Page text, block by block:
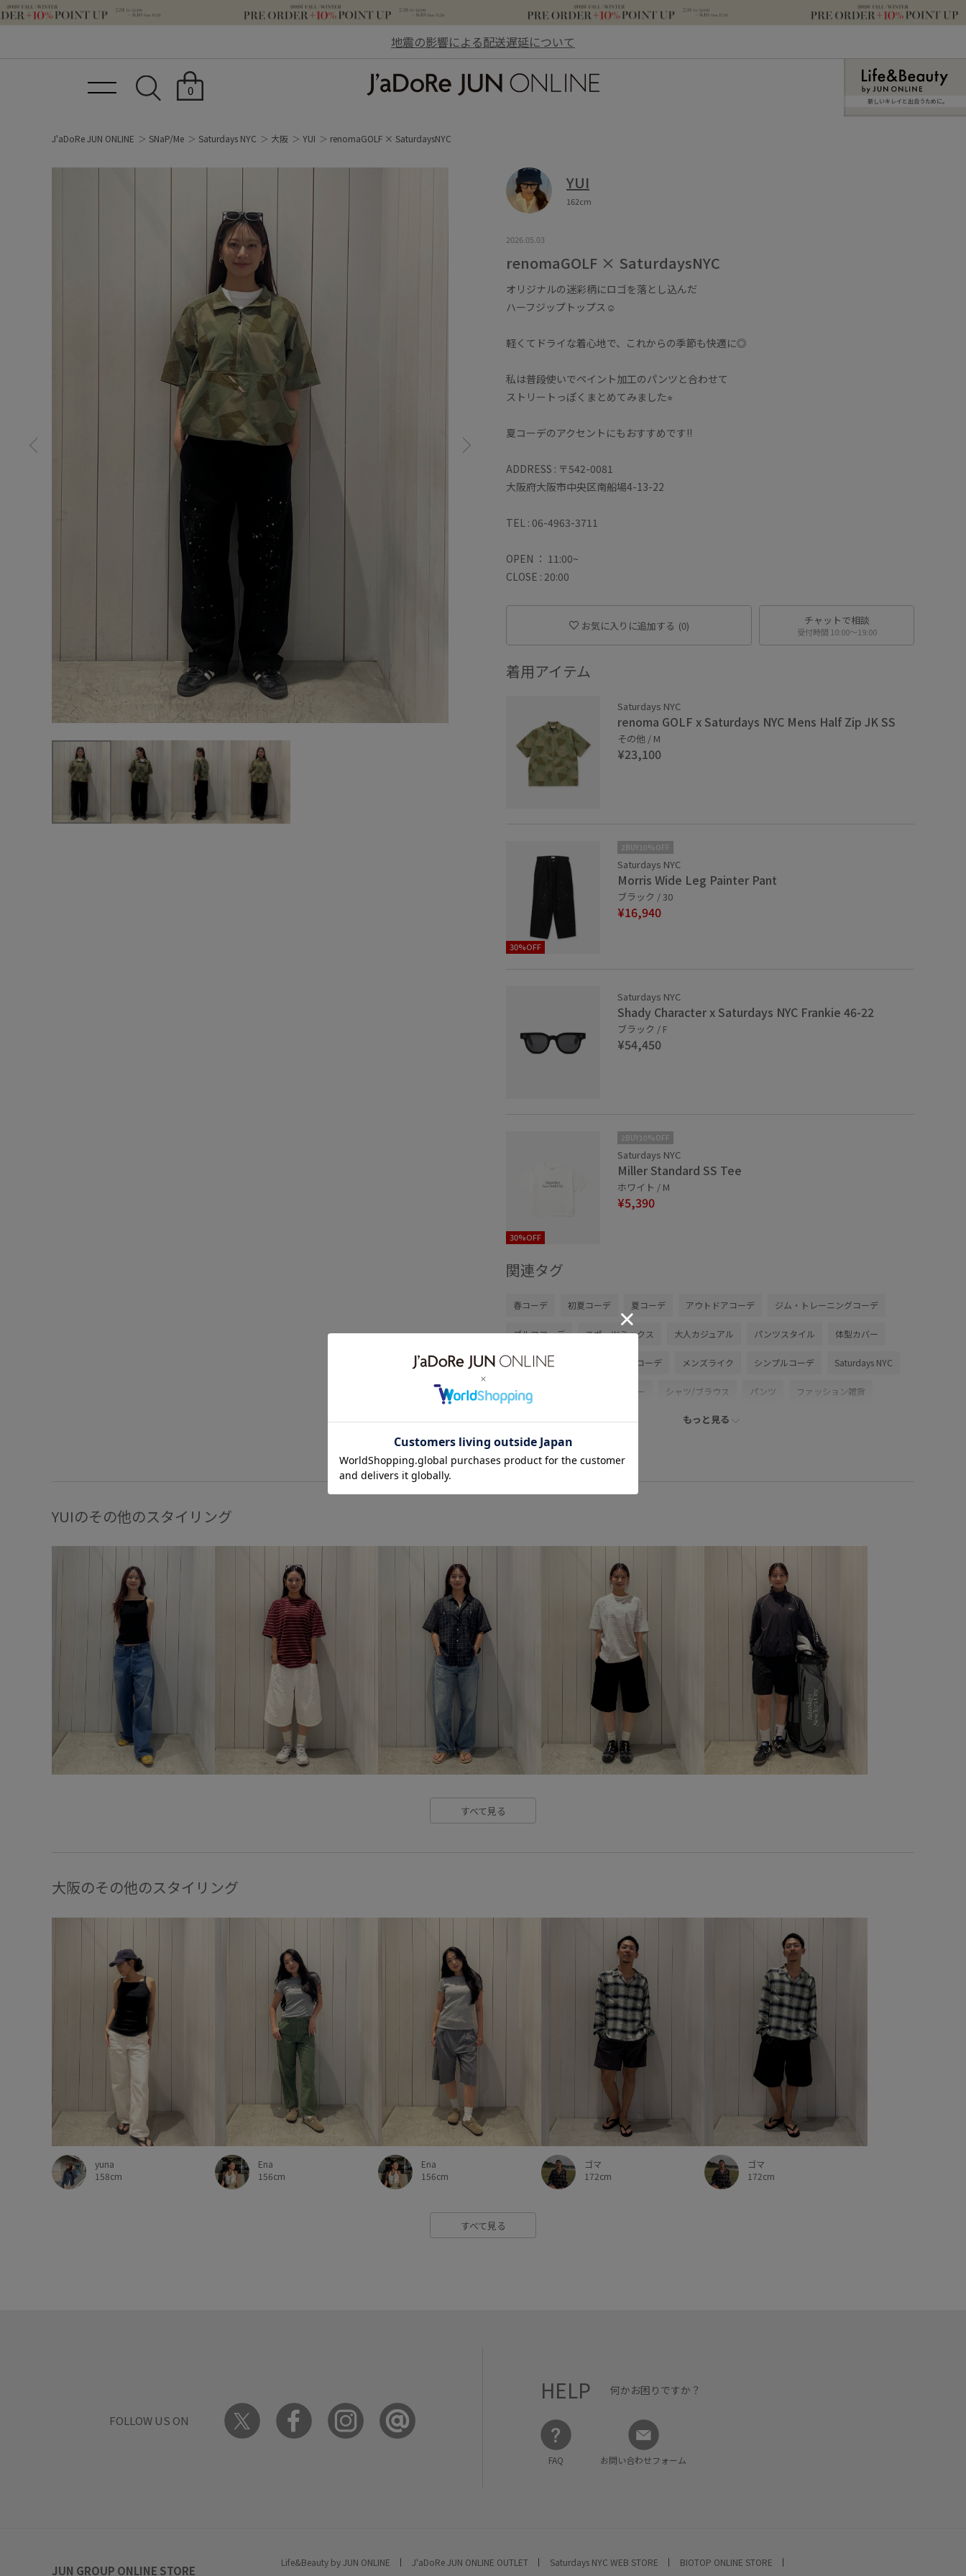
地震の影響による配送遅延について
0
新しいキレイと出合うために。
J'aDoRe JUN ONLINE SNaP/Me Saturdays NYC 大阪 YUI renomaGOLF × SaturdaysNYC
YUI
162cm
2026.05.03
renomaGOLF × SaturdaysNYC
オリジナルの迷彩柄にロゴを落とし込んだ
ハーフジップトップス☺︎
軽くてドライな着心地で、これからの季節も快適に◎
私は普段使いでペイント加工のパンツと合わせて
ストリートっぽくまとめてみました⭐︎
夏コーデのアクセントにもおすすめです‼︎
ADDRESS : 〒542-0081
大阪府大阪市中央区南船場4-13-22
TEL : 06-4963-3711
OPEN ： 11:00~
CLOSE : 20:00
お気に入りに追加する (0) チャットで相談
受付時間 10:00〜19:00
着用アイテム
Saturdays NYC
renoma GOLF x Saturdays NYC Mens Half Zip JK SS
その他 / M
¥23,100
30%OFF
2BUY10%OFF
Saturdays NYC
Morris Wide Leg Painter Pant
ブラック / 30
¥16,940
Saturdays NYC
Shady Character x Saturdays NYC Frankie 46-22
ブラック / F
¥54,450
30%OFF
2BUY10%OFF
Saturdays NYC
Miller Standard SS Tee
ホワイト / M
¥5,390
関連タグ
春コーデ 初夏コーデ 夏コーデ アウトドアコーデ ジム・トレーニングコーデ
ゴルフコーデ スポーツミックス 大人カジュアル パンツスタイル 体型カバー
カジュアルコーデ ヘルシーコーデ メンズライク シンプルコーデ Saturdays NYC
トップス Tシャツ/カットソー シャツ/ブラウス パンツ ファッション雑貨
サングラス BBM35100 BBZ56500
コットン コットン100%
もっと見る
YUIのその他のスタイリング
すべて見る
大阪のその他のスタイリング
yuna
158cm
Ena
156cm
Ena
156cm
ゴマ
172cm
ゴマ
172cm
すべて見る
FOLLOW US ON
HELP 何かお困りですか？
FAQ お問い合わせフォーム
JUN GROUP ONLINE STORE
Life&Beauty by JUN ONLINE J'aDoRe JUN ONLINE OUTLET Saturdays NYC WEB STORE
BIOTOP ONLINE STORE